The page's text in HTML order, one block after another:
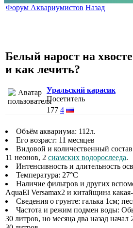
Форум Аквариумистов Назад
Белый нарост на
и как лечить?
Уральский карасик
Посетитель
177 4
Объём аквариума: 112л.
Его возраст: 11 месяцев
Видовой и количественный состав
11 неонов, 2 сиамских водорослееда.
Интенсивность и длительность
Температура: 27°С
Наличие фильтров и других
AquaEl Versamax2 и китайщина
Сведения о грунте: галька 1см;
Частота и режим подмен воды:
30 литров, но месяца два назад начал